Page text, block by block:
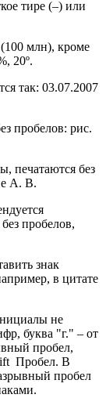
тире (–) или
млн), кроме
20º.
так: 03.07.2007
пробелов: рис.
печатаются без
А. В.
пробелов,
знак
в цитате
не
буква "г." – от
пробел,
Пробел. В
пробел